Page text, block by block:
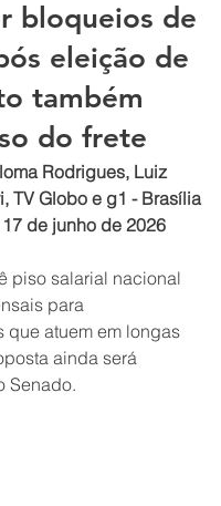
bloqueios de
eleição de
também
do frete
Rodrigues, Luiz
TV Globo e g1 - Brasília
de junho de 2026
piso salarial nacional
para
que atuem em longas
ainda será
Senado.